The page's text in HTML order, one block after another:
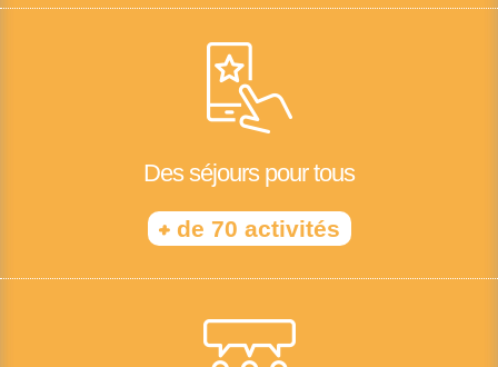
Des séjours pour tous
+de 70 activités